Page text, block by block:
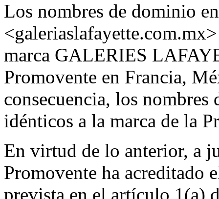
Los nombres de dominio
marca GALERIES
Promovente en Francia,
consecuencia, los
idénticos a la marca de la
En virtud de lo anterior, a
Promovente ha acreditado
prevista en el artículo 1(a)